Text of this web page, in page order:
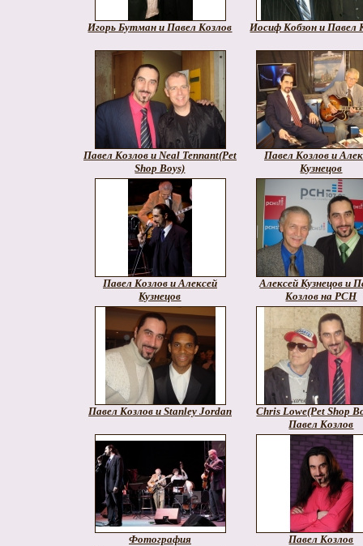
Игорь Бутман и Павел Козлов Иосиф Кобзон и Павел
Павел Козлов и Neal Tennant(Pet
Shop Boys)
Павел Козлов и
Кузнецов
Павел Козлов и Алексей
Кузнецов
Алексей Кузнецов и
Козлов на РСН
Павел Козлов и Stanley Jordan
Chris Lowe(Pet Shop
Павел Козлов
Фотография Павел Козлов